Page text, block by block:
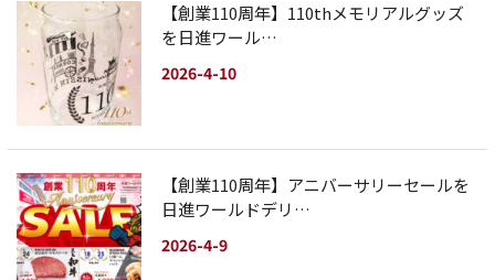
【創業110周年】110thメモリアルグッズ
を日進ワール…
2026-4-10
【創業110周年】アニバーサリーセールを
日進ワールドデリ…
2026-4-9